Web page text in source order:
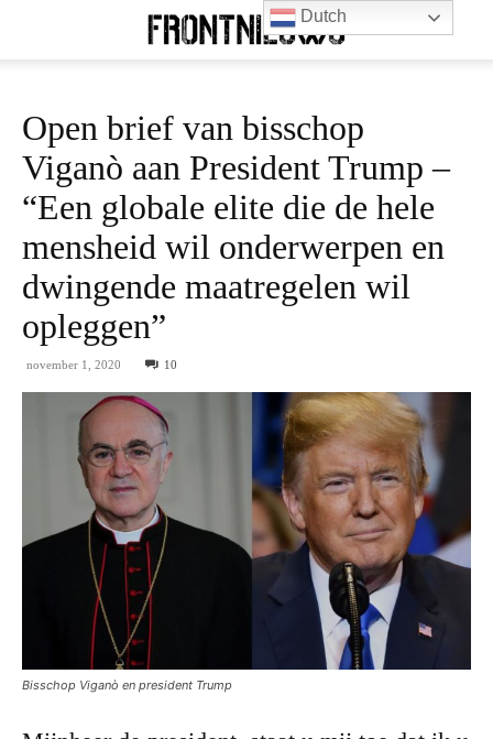
Open brief van bisschop
Viganò aan President Trump –
“Een globale elite die de hele
mensheid wil onderwerpen en
dwingende maatregelen wil
opleggen”
november 1, 2020 10
Bisschop Viganò en president Trump
Dutch